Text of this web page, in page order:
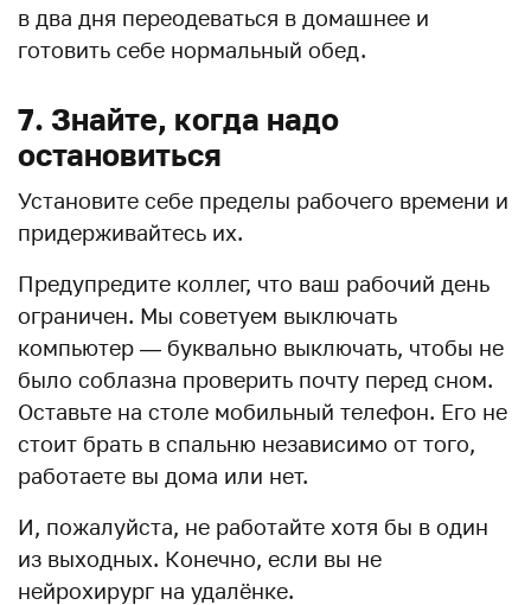
в два дня переодеваться в домашнее и
готовить себе нормальный обед.
7. Знайте, когда надо
остановиться
Установите себе пределы рабочего времени и
придерживайтесь их.
Предупредите коллег, что ваш рабочий день
ограничен. Мы советуем выключать
компьютер — буквально выключать, чтобы не
было соблазна проверить почту перед сном.
Оставьте на столе мобильный телефон. Его не
стоит брать в спальню независимо от того,
работаете вы дома или нет.
И, пожалуйста, не работайте хотя бы в один
из выходных. Конечно, если вы не
нейрохирург на удалёнке.